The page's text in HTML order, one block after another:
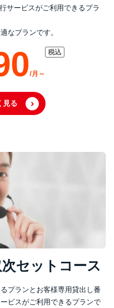
サービスがご利用できるプラ
なプランです。
見る
セットコース
プランとお客様専用貸出し番
ビスがご利用できるプランで